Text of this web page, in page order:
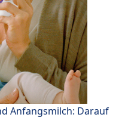
Anfangsmilch: Darauf